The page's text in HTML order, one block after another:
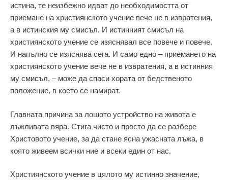
истина, те неизбежно идват до необходимостта от
приемане на християнското учение вече не в извратения,
а в истинския му смисъл. И истинният смисъл на
християнското учение се изяснявал все повече и повече.
И напълно се изяснява сега. И само едно – приемането на
християнското учение вече не в извратения, а в истинния
му смисъл, – може да спаси хората от бедственото
положение, в което се намират.
Главната причина за лошото устройство на живота е
лъжливата вяра. Стига чисто и просто да се разбере
Христовото учение, за да стане ясна ужасната лъжа, в
която живеем всички ние и всеки един от нас.
Християнското учение в цялото му истинно значение,